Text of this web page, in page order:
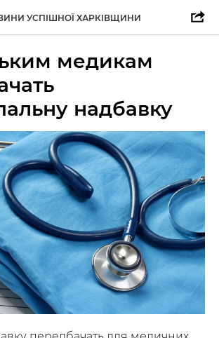
УСПІШНОЇ ХАРКІВЩИНИ
медикам
надбавку